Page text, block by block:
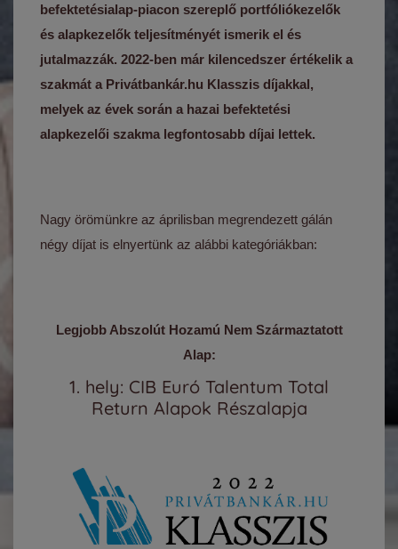
befektetésialap-piacon szereplő portfóliókezelők
és alapkezelők teljesítményét ismerik el és
jutalmazzák. 2022-ben már kilencedszer értékelik a
szakmát a Privátbankár.hu Klasszis díjakkal,
melyek az évek során a hazai befektetési
alapkezelői szakma legfontosabb díjai lettek.
Nagy örömünkre az áprilisban megrendezett gálán
négy díjat is elnyertünk az alábbi kategóriákban:
Legjobb Abszolút Hozamú Nem Származtatott
Alap:
1. hely: CIB Euró Talentum Total
Return Alapok Részalapja